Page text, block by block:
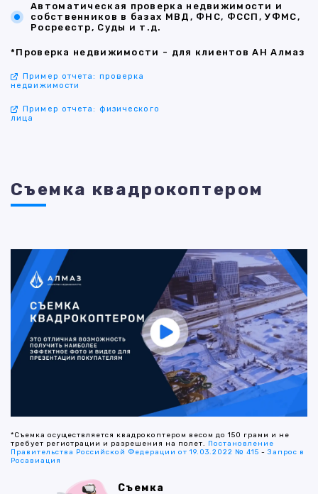
Автоматическая проверка недвижимости и
собственников в базах МВД, ФНС, ФССП, УФМС,
Росреестр, Суды и т.д.
*Проверка недвижимости - для клиентов АН Алмаз
Пример отчета: проверка
недвижимости
Пример отчета: физического
лица
Съемка квадрокоптером
*Съемка осуществляется квадрокоптером весом до 150 грамм и не
требует регистрации и разрешения на полет. Постановление
Правительства Российской Федерации от 19.03.2022 № 415 -Запрос в
Росавиация
Съемка